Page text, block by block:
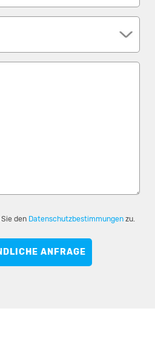
den Datenschutzbestimmungen zu.
ANFRAGE